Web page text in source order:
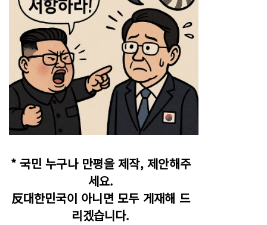
* 국민 누구나 만평을 제작, 제안해주
세요.
反대한민국이 아니면 모두 게재해 드
리겠습니다.